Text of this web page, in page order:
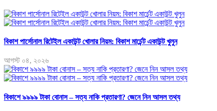
বিকাশ পার্সোনাল রিটেইল একাউন্ট খোলার নিয়ম: বিকাশ মার্চেন্ট একাউন্ট খুলুন
আগস্ট ০৪, ২০২৬
বিকাশে ৯৯৯৯ টাকা বোনাস – সত্য নাকি প্রতারণা? জেনে নিন আসল তথ্য